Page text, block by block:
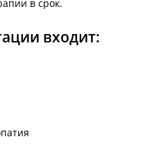
в срок.
входит: